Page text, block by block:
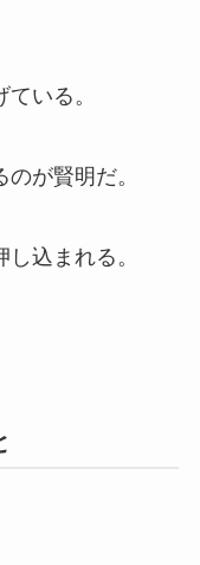
いる。
が賢明だ。
込まれる。